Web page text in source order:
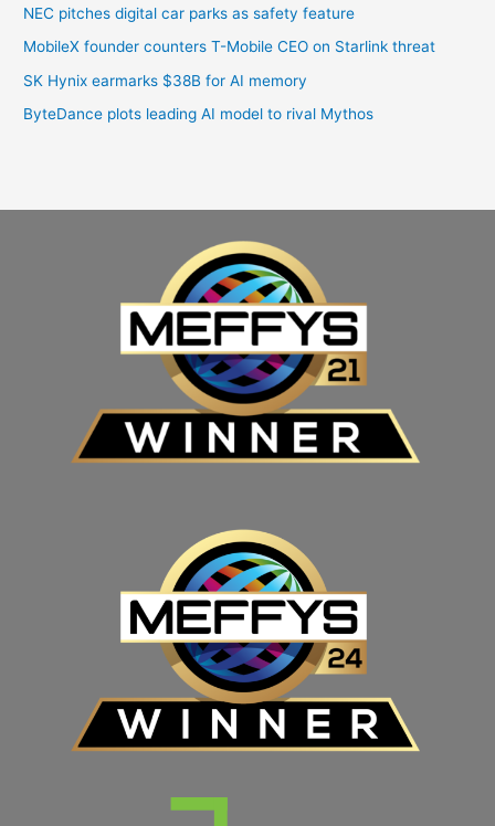
NEC pitches digital car parks as safety feature
MobileX founder counters T-Mobile CEO on Starlink threat
SK Hynix earmarks $38B for AI memory
ByteDance plots leading AI model to rival Mythos